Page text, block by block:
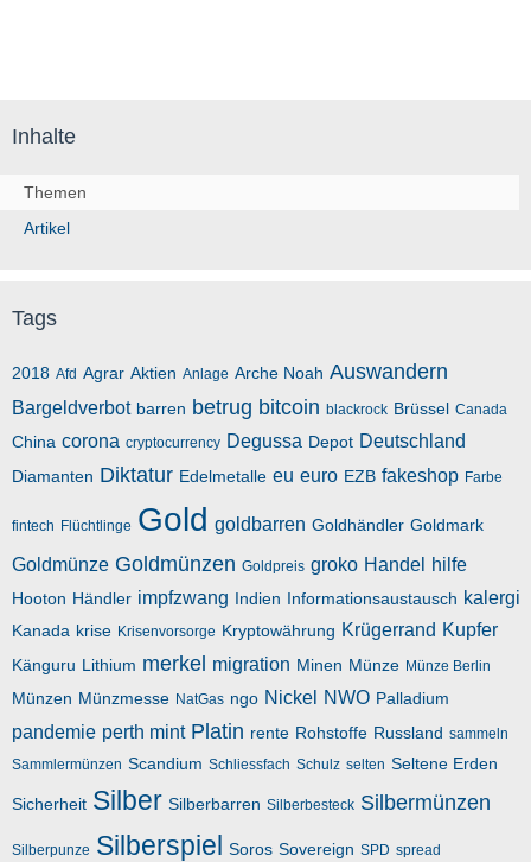
Inhalte
Themen
Artikel
Tags
2018 Afd Agrar Aktien Anlage Arche Noah Auswandern
Bargeldverbot barren betrug bitcoin blackrock Brüssel Canada
China corona cryptocurrency Degussa Depot Deutschland
Diamanten Diktatur Edelmetalle eu euro EZB fakeshop Farbe
fintech Flüchtlinge Gold goldbarren Goldhändler Goldmark
Goldmünze Goldmünzen Goldpreis groko Handel hilfe
Hooton Händler impfzwang Indien Informationsaustausch kalergi
Kanada krise Krisenvorsorge Kryptowährung Krügerrand Kupfer
Känguru Lithium merkel migration Minen Münze Münze Berlin
Münzen Münzmesse NatGas ngo Nickel NWO Palladium
pandemie perth mint Platin rente Rohstoffe Russland sammeln
Sammlermünzen Scandium Schliessfach Schulz selten Seltene Erden
Sicherheit Silber Silberbarren Silberbesteck Silbermünzen
Silberpunze Silberspiel Soros Sovereign SPD spread